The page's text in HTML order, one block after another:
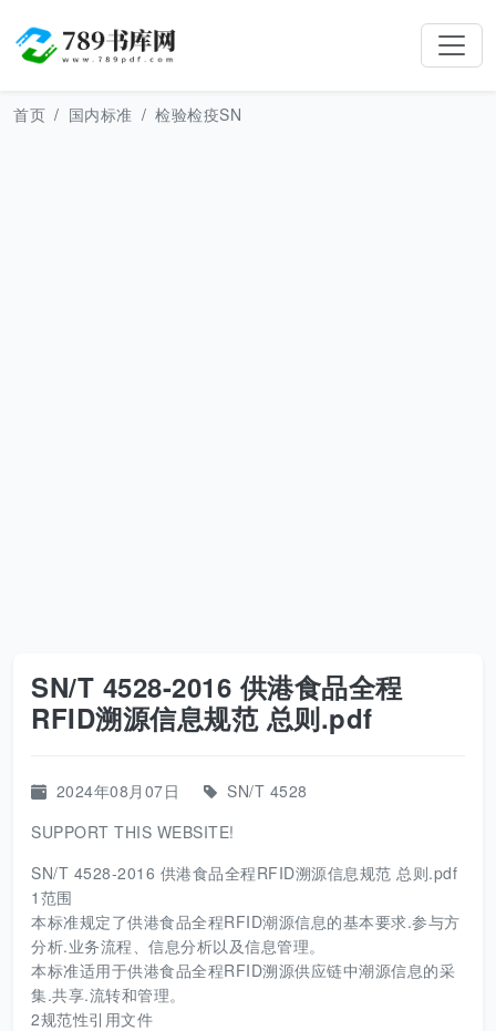
首页 国内标准 检验检疫SN
SN/T 4528-2016 供港食品全程
RFID溯源信息规范 总则.pdf
2024年08月07日
SN/T 4528
SUPPORT THIS WEBSITE!
SN/T 4528-2016 供港食品全程RFID溯源信息规范 总则.pdf
1范围
本标准规定了供港食品全程RFID潮源信息的基本要求.参与方
分析.业务流程、信息分析以及信息管理。
本标准适用于供港食品全程RFID溯源供应链中潮源信息的采
集.共享.流转和管理。
2规范性引用文件